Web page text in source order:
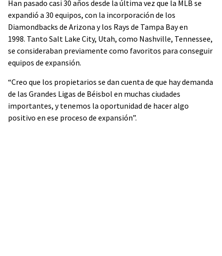
Han pasado casi 30 años desde la última vez que la MLB se
expandió a 30 equipos, con la incorporación de los
Diamondbacks de Arizona y los Rays de Tampa Bay en
1998. Tanto Salt Lake City, Utah, como Nashville, Tennessee,
se consideraban previamente como favoritos para conseguir
equipos de expansión.
“Creo que los propietarios se dan cuenta de que hay demanda
de las Grandes Ligas de Béisbol en muchas ciudades
importantes, y tenemos la oportunidad de hacer algo
positivo en ese proceso de expansión”.